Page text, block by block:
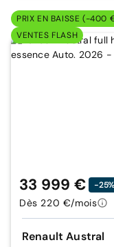
PRIX EN BAISSE (-400
VENTES FLASH
Renault Austral
33 999 € -25%
Dès 220 €/mois